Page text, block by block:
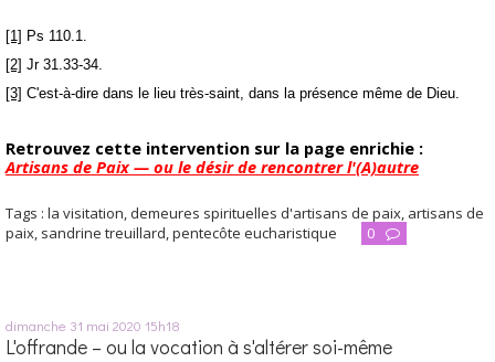
[1] Ps 110.1.
[2] Jr 31.33-34.
[3] C'est-à-dire dans le lieu très-saint, dans la présence même de Dieu.
Retrouvez cette intervention sur la page enrichie :
Artisans de Paix — ou le désir de rencontrer l'(A)autre
Tags : la visitation, demeures spirituelles d'artisans de paix, artisans de
paix, sandrine treuillard,pentecôte eucharistique 0
dimanche 31 mai 2020 15h18
L'offrande – ou la vocation à s'altérer soi-même